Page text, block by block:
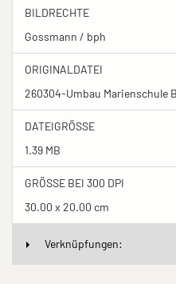
BILDRECHTE
Gossmann / bph
ORIGINALDATEI
260304-Umbau Marienschule
DATEIGRÖSSE
1.39 MB
GRÖSSE BEI 300 DPI
30.00 x 20.00 cm
Verknüpfungen: